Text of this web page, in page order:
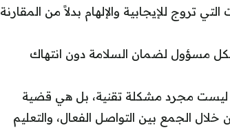
تروج للإيجابية والإلهام بدلاً من المقارنة
بشكل مسؤول لضمان السلامة دون انتهاك
ليست مجرد مشكلة تقنية، بل هي قضية
الجمع بين التواصل الفعال، والتعليم